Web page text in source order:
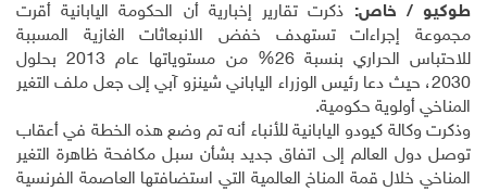
طوكيو / خاص: ذكرت تقارير إخبارية أن الحكومة اليابانية أقرت
مجموعة إجراءات تستهدف خفض الانبعاثات الغازية المسببة
للاحتباس الحراري بنسبة 26% من مستوياتها عام 2013 بحلول
2030، حيث دعا رئيس الوزراء الياباني شينزو آبي إلى جعل ملف التغير
المناخي أولوية حكومية.
وذكرت وكالة كيودو اليابانية للأنباء أنه تم وضع هذه الخطة في أعقاب
توصل دول العالم إلى اتفاق جديد بشأن سبل مكافحة ظاهرة التغير
المناخي خلال قمة المناخ العالمية التي استضافتها العاصمة الفرنسية